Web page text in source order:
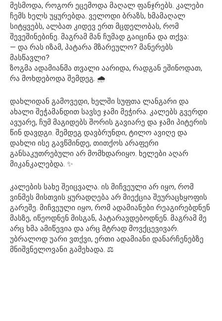
მესმოდა, როგორ ეცემოდა მაღალ ფანჯრებს. კალები
ჩემს ხელს უყურებდა. ველოდი ბრაზს, ხმამაღალ
სიტყვებს, ალბათ კიდევ ერთ მცდელობას, რომ
შევეშინებინე. მაგრამ მან ჩუმად გაიცინა და თქვა:
— და რას იზამ, პატარა მზარეულო? მანერებს
მასწავლი?
ზოგმა ადამიანმა თვალი აარიდა, რადგან ეშინოდათ,
რა მოხდებოდა შემდეგ. 🌧️
დახლიდან გამოვედი, ხელში სუფთა ლანგარი და
ახალი შეჭამანდით სავსე ჯამი მეჭირა. კალებს გვერდი
ავუარე, ჩუმ მაგიდებს შორის გავიარე და ჯამი პიტერის
წინ დავდგი. შემდეგ დავბრუნდი, ტილო ავიღე და
დახლი ისე გავწმინდე, თითქოს არაფერი
განსაკუთრებული არ მომხდარიყო. ხელები აღარ
მიკანკალებდა. ✨
კალების სახე შეიცვალა. ის მიჩვეული არ იყო, რომ
ვინმეს მისთვის ყურადღება არ მიექცია შეურაცხყოფის
გარეშე. მიჩვეული იყო, რომ ადამიანები რეაგირებდნენ
მასზე, იწეოდნენ მისგან, პატარავდებოდნენ. მაგრამ მე
არც ხმა ამიწევია და არც მტრად მოვქცევივარ.
უბრალოდ უარი ვთქვი, ერთი ადამიანი დანარჩენებზე
მნიშვნელოვანი გამეხადა. ⚖️